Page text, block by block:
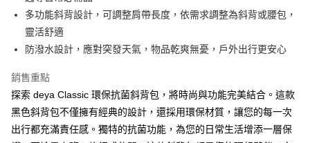
３．收到繳費通知簡訊後14天內，點擊此簡訊中的連結，可透過四大超商／
※ 請注意：結帳手續完成當下不需立刻繳費，但若您需要取消訂單，請聯絡
購買商品的店家。未經商家同意取消之訂單仍視為有效，需透過AFTEE先享
※ 交易是否成功請以「AFTEE先享後付 」之結帳頁面顯示為準，若有關於
是否繳費成功／繳費後需取消欲退款等相關疑問，請聯繫「AFTEE先享後付
客戶支援中心」https://netprotections.freshdesk.com/support/home
【注意事項】
１．透過由恩沛科技股份有限公司提供之「AFTEE先享後付」服務完成之交
每筆NT$90，滿NT$990(含以上)免運費
【宅配】
每筆NT$90，滿NT$490(含以上)免運費
【郵寄】離島／外島
每筆NT$150，滿NT$990(含以上)免運費
多功能斜背設計，可調整肩帶長度，依需求調整為斜背或腰包，
靈活舒適
防潑水設計，應對突發天氣，物品乾爽無憂，戶外出行更安心
銷售重點
探索 deya Classic 環保抗菌斜背包，將時尚與功能完美結合。這款
黑色斜背包不僅擁有經典的設計，還採用環保材質，讓您的每一次
出行都充滿責任感。獨特的抗菌功能，為您的日常生活增添一層保